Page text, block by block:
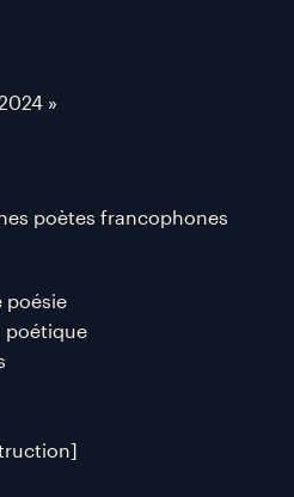
»
poètes francophones
poésie
poétique